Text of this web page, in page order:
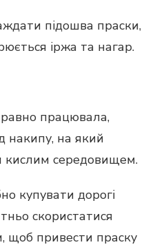
підошва праски,
іржа та нагар.
працювала,
накипу, на який
середовищем.
купувати дорогі
скористатися
щоб привести праску